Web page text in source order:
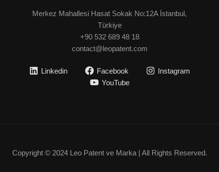
Merkez Mahallesi Hasat Sokak No:12A İstanbul,
Türkiye
+90 532 689 48 18
contact@leopatent.com
Linkedin Facebook
Instagram
YouTube
Copyright © 2024 Leo Patent ve Marka | All Rights Reserved.